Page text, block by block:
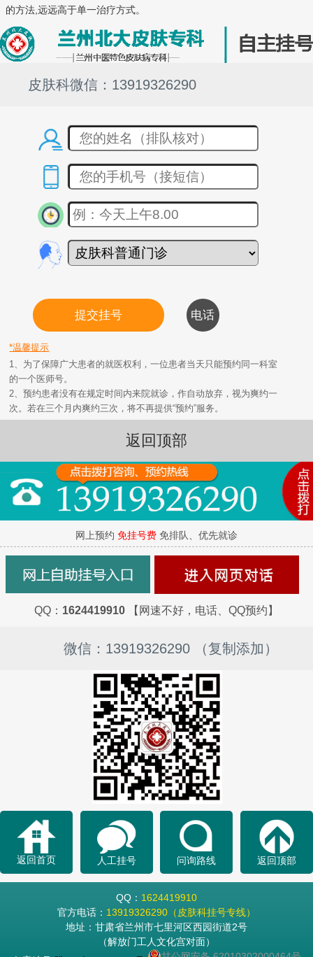
的方法,远远高于单一治疗方式。
皮肤科微信：13919326290
*温馨提示
1、为了保障广大患者的就医权利，一位患者当天只能预约同一科室
的一个医师号。
2、预约患者没有在规定时间内来院就诊，作自动放弃，视为爽约一
次。若在三个月内爽约三次，将不再提供“预约”服务。
返回顶部
网上预约 免挂号费 免排队、优先就诊
QQ： 1624419910 【网速不好，电话、QQ预约】
微信：13919326290 （复制添加）
返回首页 人工挂号 问询路线 返回顶部
QQ： 1624419910
官方电话： 13919326290（皮肤科挂号专线）
地址：甘肃省兰州市七里河区西园街道2号
（解放门工人文化宫对面）